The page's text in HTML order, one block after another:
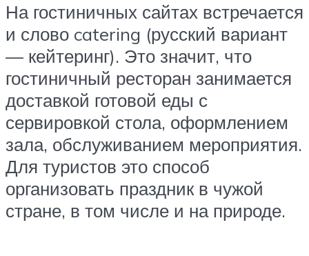
На гостиничных сайтах встречается
и слово catering (русский вариант
— кейтеринг). Это значит, что
гостиничный ресторан занимается
доставкой готовой еды с
сервировкой стола, оформлением
зала, обслуживанием мероприятия.
Для туристов это способ
организовать праздник в чужой
стране, в том числе и на природе.